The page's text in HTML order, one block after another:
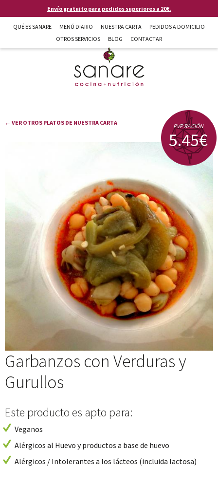
Pasar al contenido principalEnvío gratuito para pedidos superiores a 20€.
QUÉ ES SANARE MENÚ DIARIO NUESTRA CARTA
PEDIDOS A DOMICILIO
OTROS SERVICIOS
BLOG CONTACTAR
Sanare cocina + nutrición en Almería
← VER OTROS PLATOS DE NUESTRA CARTA
Garbanzos con Verduras y
Gurullos
Este producto es apto para:
Veganos
Alérgicos al Huevo y productos a base de huevo
Alérgicos / Intolerantes a los lácteos (incluida lactosa)
PVP RACIÓN
5.45€